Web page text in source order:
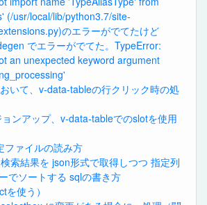
(/usr/local/lib/python3.7/site-
のエラーがでてたけど
でエラーがでてた。TypeError:
an unexpected keyword argument
いて、v-data-tableの行クリック時の処
ンアップ、v-data-tableでのslotを使用
ファイルの読み方
索結果を json形式で取得しつつ 指定列
でソートする sqlの書き方
を使う）